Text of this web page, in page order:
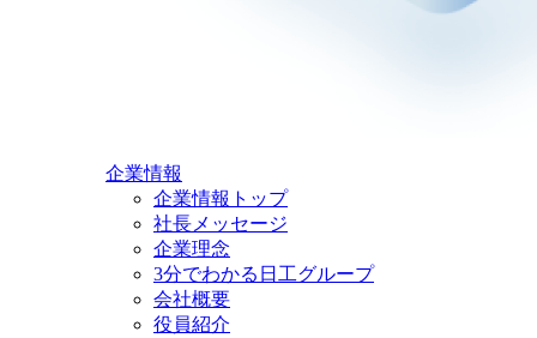
企業情報
企業情報トップ
社長メッセージ
企業理念
3分でわかる日工グループ
会社概要
役員紹介